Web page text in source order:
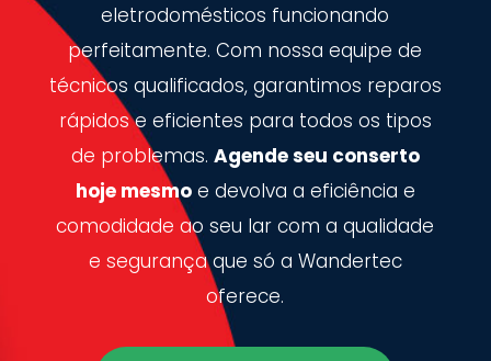
eletrodomésticos funcionando
perfeitamente. Com nossa equipe de
técnicos qualificados, garantimos reparos
rápidos e eficientes para todos os tipos
de problemas. Agende seu conserto
hoje mesmoe devolva a eficiência e
comodidade ao seu lar com a qualidade
e segurança que só a Wandertec
oferece.